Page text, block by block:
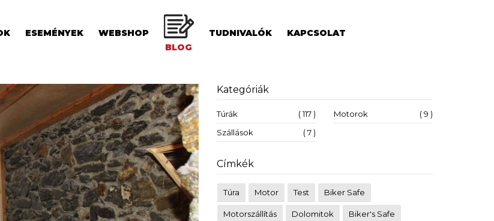
ESEMÉNYEK
WEBSHOP
BLOG
TUDNIVALÓK KAPCSOLAT
Kategóriák
Túrák ( 117 ) Motorok
( 9 )
Szállások
( 7 )
Címkék
Túra Motor Test Biker Safe
Motorszállítás Dolomitok Biker's Safe